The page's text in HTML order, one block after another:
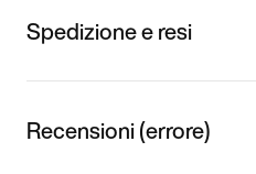
Spedizione e resi
Recensioni (errore)